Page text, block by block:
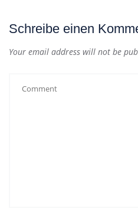
Schreibe einen
Your email address will not be